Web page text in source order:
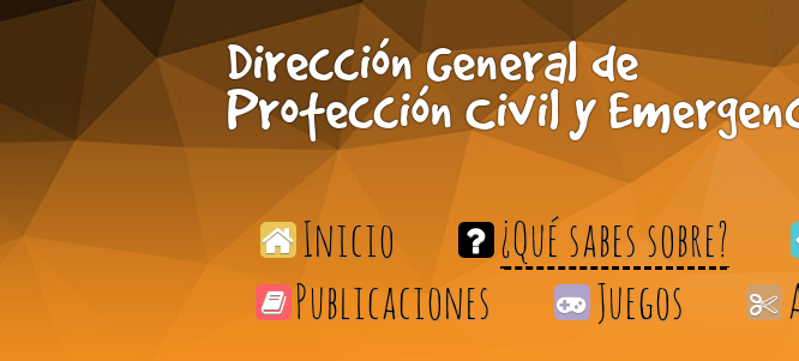
Skip to Main Content
Dirección General de
Protección Civil y
Inicio ¿Qué sabes sobre?
Publicaciones
Juegos